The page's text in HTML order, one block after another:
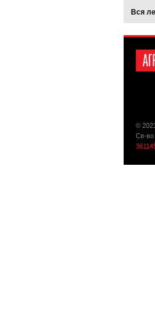
Вся
©
Св-во